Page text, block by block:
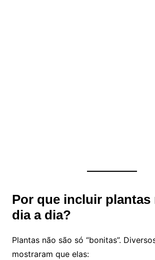
Por que incluir plantas
dia a dia?
Plantas não são só “bonitas”.
mostraram que elas: